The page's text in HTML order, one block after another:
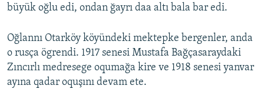
büyük oğlu edi, ondan ğayrı daa altı bala bar edi.
Oğlannı Otarköy köyündeki mektepke bergenler, anda
o rusça ögrendi. 1917 senesi Mustafa Bağçasaraydaki
Zıncırlı medresege oqumağa kire ve 1918 senesi yanvar
ayına qadar oquşını devam ete.